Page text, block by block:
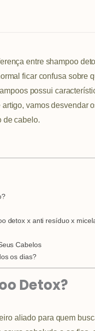
entre shampoo
ficar confusa sobre
possui
vamos desvendar
de cabelo.
detox x anti resíduo x
Cabelos
os dias?
Detox?
aliado para quem